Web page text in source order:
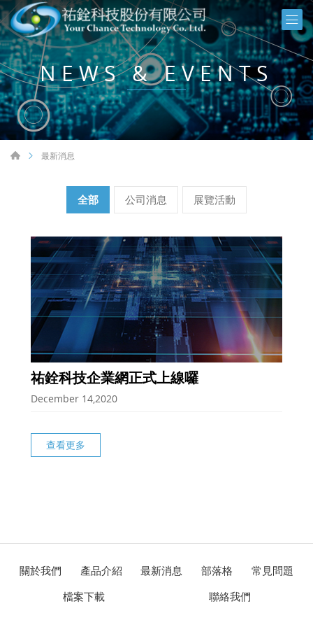
NEWS & EVENTS
最新消息
全部 公司消息 展覽活動
祐銓科技企業網正式上線囉
December 14,2020
查看更多
關於我們 產品介紹 最新消息 部落格
常見問題
檔案下載
聯絡我們